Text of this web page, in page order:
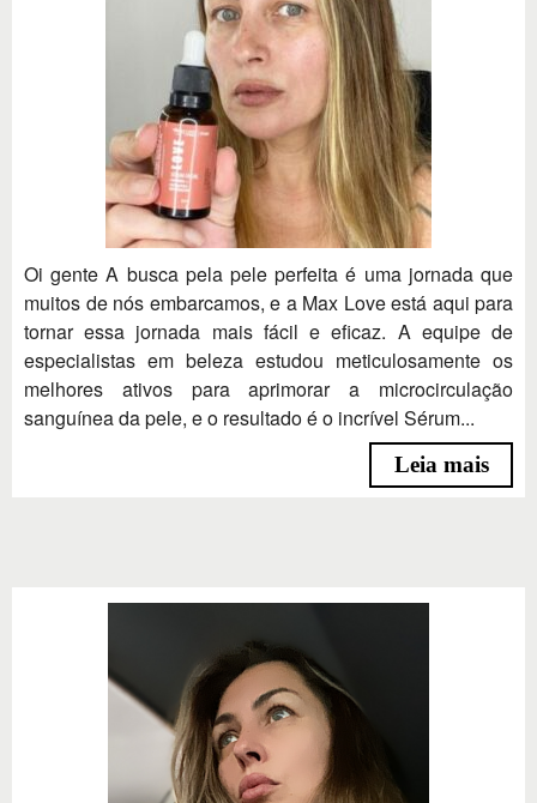
Oi gente A busca pela pele perfeita é uma jornada que
muitos de nós embarcamos, e a Max Love está aqui para
tornar essa jornada mais fácil e eficaz. A equipe de
especialistas em beleza estudou meticulosamente os
melhores ativos para aprimorar a microcirculação
sanguínea da pele, e o resultado é o incrível Sérum...
Leia mais